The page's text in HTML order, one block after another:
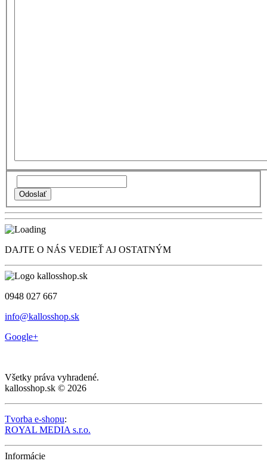
DAJTE O NÁS VEDIEŤ AJ OSTATNÝM
0948 027 667
info@kallosshop.sk
Google+
Všetky práva vyhradené.
kallosshop.sk © 2026
Tvorba e-shopu:
ROYAL MEDIA s.r.o.
Informácie